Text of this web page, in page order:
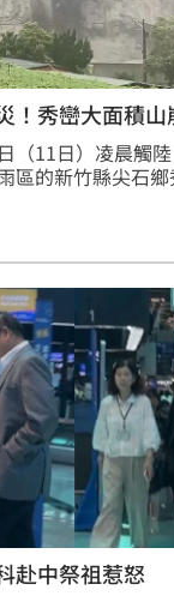
！秀巒大面積山
（11日）凌晨觸
區的新竹縣尖石
從山上傾瀉而下，
赴中祭祖惹怒